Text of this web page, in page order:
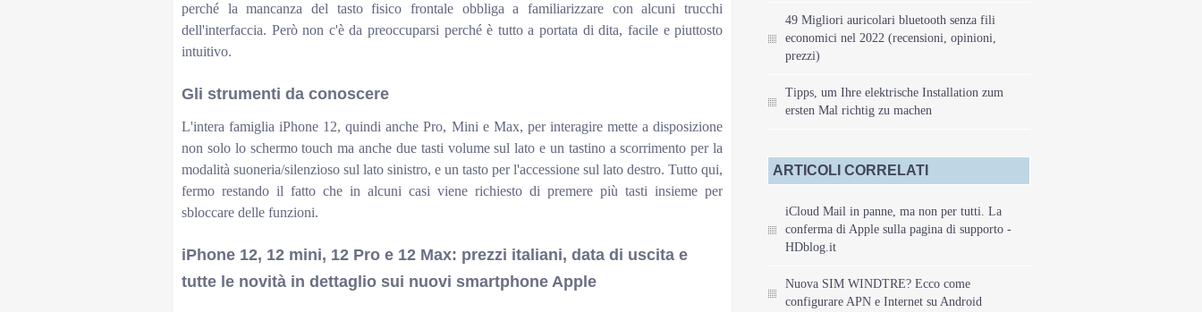
perché la mancanza del tasto fisico frontale obbliga a familiarizzare con alcuni trucchi
dell'interfaccia. Però non c'è da preoccuparsi perché è tutto a portata di dita, facile e piuttosto
intuitivo.
Gli strumenti da conoscere
L'intera famiglia iPhone 12, quindi anche Pro, Mini e Max, per interagire mette a disposizione
non solo lo schermo touch ma anche due tasti volume sul lato e un tastino a scorrimento per la
modalità suoneria/silenzioso sul lato sinistro, e un tasto per l'accessione sul lato destro. Tutto qui,
fermo restando il fatto che in alcuni casi viene richiesto di premere più tasti insieme per
sbloccare delle funzioni.
iPhone 12, 12 mini, 12 Pro e 12 Max: prezzi italiani, data di uscita e
tutte le novità in dettaglio sui nuovi smartphone Apple
49 Migliori auricolari bluetooth senza fili
economici nel 2022 (recensioni, opinioni,
prezzi)
Tipps, um Ihre elektrische Installation zum
ersten Mal richtig zu machen
ARTICOLI CORRELATI
iCloud Mail in panne, ma non per tutti. La
conferma di Apple sulla pagina di supporto -
HDblog.it
Nuova SIM WINDTRE? Ecco come
configurare APN e Internet su Android